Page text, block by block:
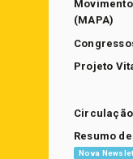
(MAPA)
Projeto
Resumo
Nova